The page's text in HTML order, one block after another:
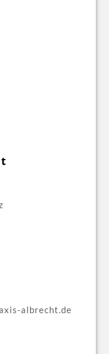
albrecht.de